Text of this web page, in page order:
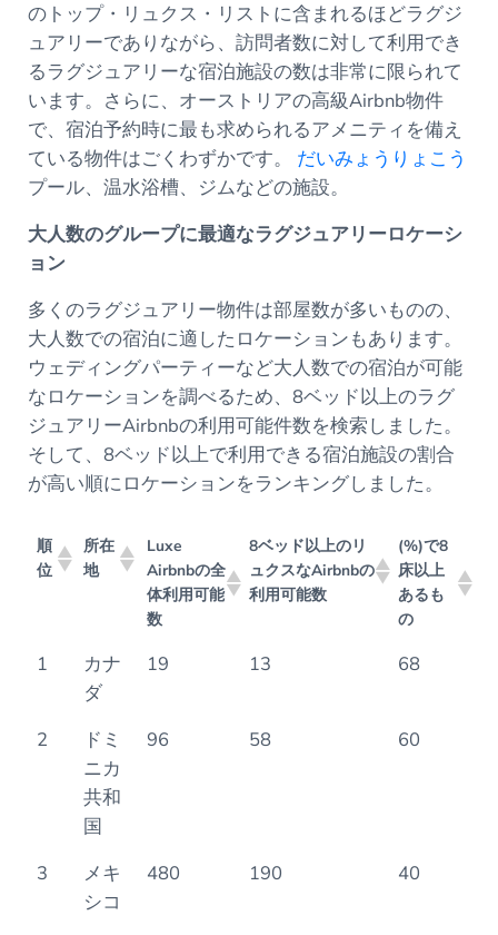
のトップ・リュクス・リストに含まれるほどラグジ
ュアリーでありながら、訪問者数に対して利用でき
るラグジュアリーな宿泊施設の数は非常に限られて
います。さらに、オーストリアの高級Airbnb物件
で、宿泊予約時に最も求められるアメニティを備え
ている物件はごくわずかです。 だいみょうりょこう
プール、温水浴槽、ジムなどの施設。
大人数のグループに最適なラグジュアリーロケーシ
ョン
多くのラグジュアリー物件は部屋数が多いものの、
大人数での宿泊に適したロケーションもあります。
ウェディングパーティーなど大人数での宿泊が可能
なロケーションを調べるため、8ベッド以上のラグ
ジュアリーAirbnbの利用可能件数を検索しました。
そして、8ベッド以上で利用できる宿泊施設の割合
が高い順にロケーションをランキングしました。
順
位
所在
地
Luxe
Airbnbの全
体利用可能
数
8ベッド以上のリ
ュクスなAirbnbの
利用可能数
(%)で8
床以上
あるも
の
1
カナ
ダ
19 13 68
2
ドミ
ニカ
共和
国
96 58 60
3
メキ
シコ
480 190 40